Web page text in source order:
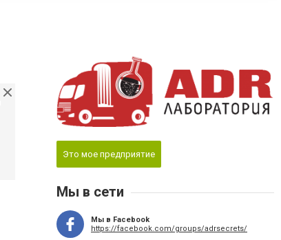
Это мое предприятие
Мы в сети
Мы в Facebook
https://facebook.com/groups/adrsecrets/